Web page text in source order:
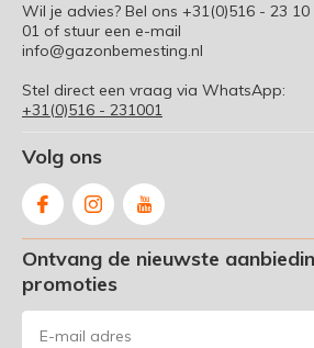
Wil je advies? Bel ons +31(0)516 - 23 10
01 of stuur een e-mail
info@gazonbemesting.nl
Stel direct een vraag via WhatsApp:
+31(0)516 - 231001
Volg ons
Ontvang de nieuwste
promoties